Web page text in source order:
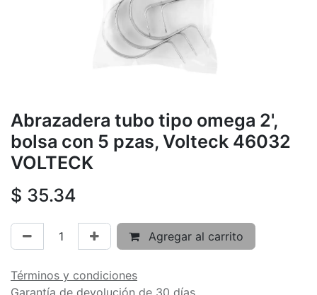
Abrazadera tubo tipo omega 2',
bolsa con 5 pzas, Volteck 46032
VOLTECK
$ 35.34
Agregar al carrito
Términos y condiciones
Garantía de devolución de 30 días